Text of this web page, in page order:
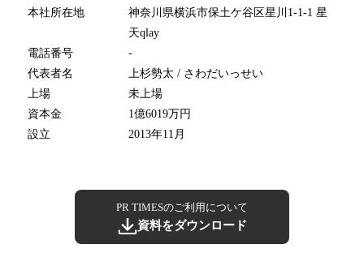
本社所在地
神奈川県横浜市保土ケ谷区星川1-1-1 星
天qlay
電話番号
-
代表者名
上杉勢太 / さわだいっせい
上場
未上場
資本金
1億6019万円
設立
2013年11月
PR TIMESのご利用について
資料をダウンロード